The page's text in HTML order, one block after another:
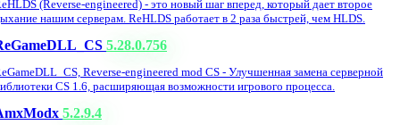
(Reverse-engineered) - это новый шаг вперед, который дает второе
нашим серверам. ReHLDS работает в 2 раза быстрей, чем HLDS.
5.28.0.756
Reverse-engineered mod CS - Улучшенная замена серверной
CS 1.6, расширяющая возможности игрового процесса.
5.2.9.4